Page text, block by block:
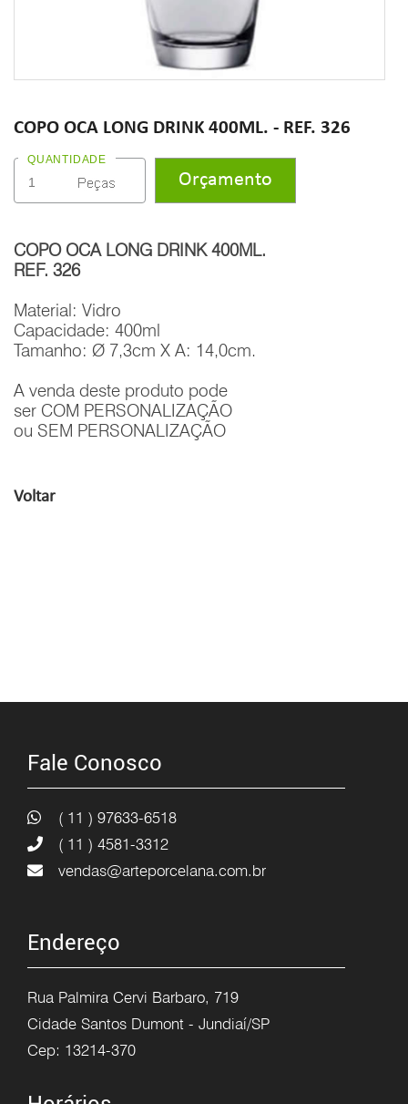
COPO OCA LONG DRINK 400ML. - REF. 326
QUANTIDADE
COPO OCA LONG DRINK 400ML.
REF. 326
Material: Vidro
Capacidade: 400ml
Tamanho: Ø 7,3cm X A: 14,0cm.
A venda deste produto pode
ser COM PERSONALIZAÇÃO
ou SEM PERSONALIZAÇÃO
Voltar
Fale Conosco
( 11 ) 97633-6518
( 11 ) 4581-3312
vendas@arteporcelana.com.br
Endereço
Rua Palmira Cervi Barbaro, 719
Cidade Santos Dumont - Jundiaí/SP
Cep: 13214-370